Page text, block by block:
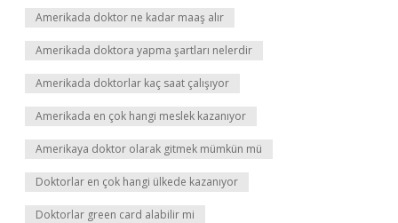
Amerikada doktor ne kadar maaş alır
Amerikada doktora yapma şartları nelerdir
Amerikada doktorlar kaç saat çalışıyor
Amerikada en çok hangi meslek kazanıyor
Amerikaya doktor olarak gitmek mümkün mü
Doktorlar en çok hangi ülkede kazanıyor
Doktorlar green card alabilir mi